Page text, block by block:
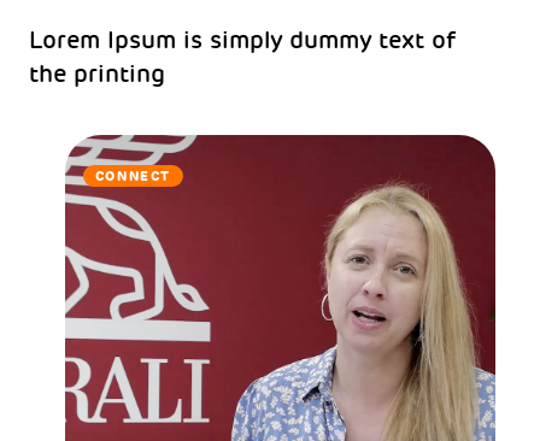
Lorem Ipsum is simply dummy text of
the printing
CONNECT